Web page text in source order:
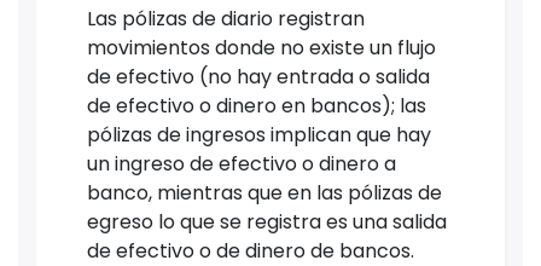
Las pólizas de diario registran
movimientos donde no existe un flujo
de efectivo (no hay entrada o salida
de efectivo o dinero en bancos); las
pólizas de ingresos implican que hay
un ingreso de efectivo o dinero a
banco, mientras que en las pólizas de
egreso lo que se registra es una salida
de efectivo o de dinero de bancos.